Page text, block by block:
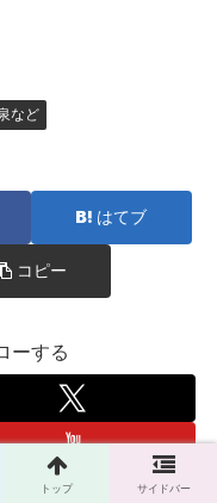
など
はてブ
コピー
ーする
トップ サイドバー